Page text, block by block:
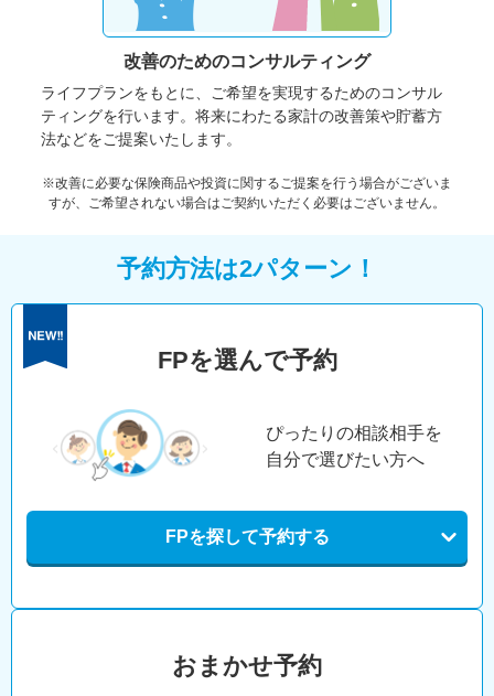
改善のためのコンサルティング
ライフプランをもとに、ご希望を実現するためのコンサル
ティングを行います。将来にわたる家計の改善策や貯蓄方
法などをご提案いたします。
※改善に必要な保険商品や投資に関するご提案を行う場合がございま
すが、ご希望されない場合はご契約いただく必要はございません。
予約方法は2パターン！
FPを選んで予約
ぴったりの相談相手を
自分で選びたい方へ
FPを探して予約する
おまかせ予約